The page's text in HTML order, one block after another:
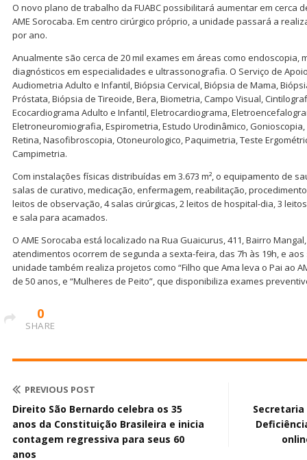
O novo plano de trabalho da FUABC possibilitará aumentar em cerca
AME Sorocaba. Em centro cirúrgico próprio, a unidade passará a
por ano.
Anualmente são cerca de 20 mil exames em áreas como endoscopia,
diagnósticos em especialidades e ultrassonografia. O Serviço de
Audiometria Adulto e Infantil, Biópsia Cervical, Biópsia de Mama,
Próstata, Biópsia de Tireoide, Bera, Biometria, Campo Visual,
Ecocardiograma Adulto e Infantil, Eletrocardiograma,
Eletroneuromiografia, Espirometria, Estudo Urodinâmico,
Retina, Nasofibroscopia, Otoneurologico, Paquimetria, Teste
Campimetria.
Com instalações físicas distribuídas em 3.673 m², o equipamento de
salas de curativo, medicação, enfermagem, reabilitação,
leitos de observação, 4 salas cirúrgicas, 2 leitos de hospital-dia, 3
e sala para acamados.
O AME Sorocaba está localizado na Rua Guaicurus, 411, Bairro
atendimentos ocorrem de segunda a sexta-feira, das 7h às 19h, e aos
unidade também realiza projetos como “Filho que Ama leva o Pai ao
de 50 anos, e “Mulheres de Peito”, que disponibiliza exames
0
SHARE
PREVIOUS POST
Direito São Bernardo celebra os 35
anos da Constituição Brasileira e inicia
contagem regressiva para seus 60
anos
Secretaria